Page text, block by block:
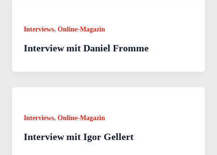
Interviews, Online-Magazin
Interview mit Daniel Fromme
Interviews, Online-Magazin
Interview mit Igor Gellert